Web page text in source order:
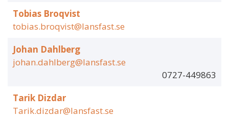
Tobias Broqvist
tobias.broqvist@lansfast.se
Johan Dahlberg
johan.dahlberg@lansfast.se
0727-449863
Tarik Dizdar
Tarik.dizdar@lansfast.se